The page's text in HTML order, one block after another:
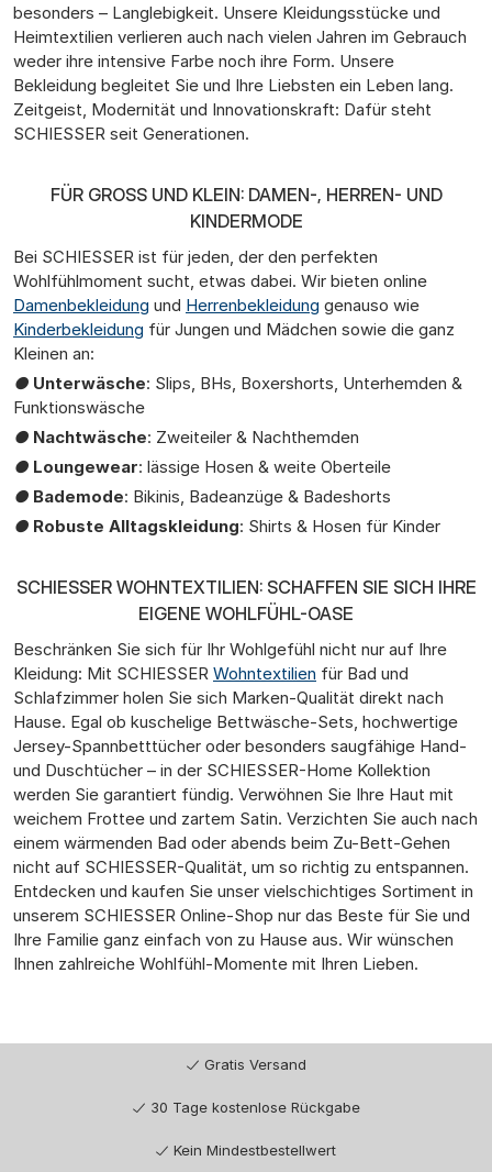
besonders – Langlebigkeit. Unsere Kleidungsstücke und
Heimtextilien verlieren auch nach vielen Jahren im Gebrauch
weder ihre intensive Farbe noch ihre Form. Unsere
Bekleidung begleitet Sie und Ihre Liebsten ein Leben lang.
Zeitgeist, Modernität und Innovationskraft: Dafür steht
SCHIESSER seit Generationen.
FÜR GROSS UND KLEIN: DAMEN-, HERREN- UND K
INDERMODE
Bei SCHIESSER ist für jeden, der den perfekten
Wohlfühlmoment sucht, etwas dabei. Wir bieten online
Damenbekleidung und Herrenbekleidung genauso wie
Kinderbekleidung für Jungen und Mädchen sowie die ganz
Kleinen an:
● Unterwäsche: Slips, BHs, Boxershorts, Unterhemden &
Funktionswäsche
● Nachtwäsche: Zweiteiler & Nachthemden
● Loungewear: lässige Hosen & weite Oberteile
● Bademode: Bikinis, Badeanzüge & Badeshorts
● Robuste Alltagskleidung: Shirts & Hosen für Kinder
SCHIESSER WOHNTEXTILIEN: SCHAFFEN SIE SICH IHRE
EIGENE WOHLFÜHL-OASE
Beschränken Sie sich für Ihr Wohlgefühl nicht nur auf Ihre
Kleidung: Mit SCHIESSER Wohntextilien für Bad und
Schlafzimmer holen Sie sich Marken-Qualität direkt nach
Hause. Egal ob kuschelige Bettwäsche-Sets, hochwertige
Jersey-Spannbetttücher oder besonders saugfähige Hand-
und Duschtücher – in der SCHIESSER-Home Kollektion
werden Sie garantiert fündig. Verwöhnen Sie Ihre Haut mit
weichem Frottee und zartem Satin. Verzichten Sie auch nach
einem wärmenden Bad oder abends beim Zu-Bett-Gehen
nicht auf SCHIESSER-Qualität, um so richtig zu entspannen.
Entdecken und kaufen Sie unser vielschichtiges Sortiment in
unserem SCHIESSER Online-Shop nur das Beste für Sie und
Ihre Familie ganz einfach von zu Hause aus. Wir wünschen
Ihnen zahlreiche Wohlfühl-Momente mit Ihren Lieben.
Gratis Versand
30 Tage kostenlose Rückgabe
Kein Mindestbestellwert